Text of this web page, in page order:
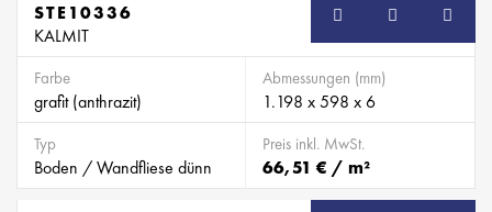
STE10336
KALMIT
Farbe
grafit (anthrazit)
Abmessungen (mm)
1.198 x 598 x 6
Typ
Boden / Wandfliese dünn
Preis inkl. MwSt.
66,51 € / m²